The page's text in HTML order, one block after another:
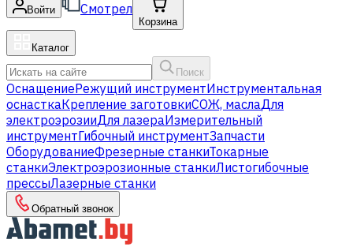
Войти Смотрел
Корзина
Каталог
Поиск
ОснащениеРежущий инструментИнструментальная
оснасткаКрепление заготовкиСОЖ, маслаДля
электроэрозииДля лазераИзмерительный
инструментГибочный инструментЗапчасти
ОборудованиеФрезерные станкиТокарные
станкиЭлектроэрозионные станкиЛистогибочные
прессыЛазерные станки
Обратный звонок